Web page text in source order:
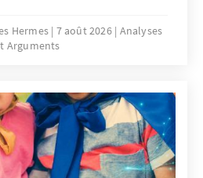
können dazu beitragen,
verwirklicht
Ansätze
liefern Hinweise für
Weiterentwicklung der
Hermes 7 août 2026 Analyses
Arguments